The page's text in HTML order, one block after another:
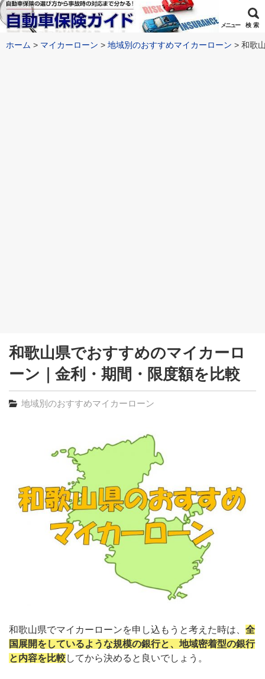
メニュー 検 索
ホーム マイカーローン 地域別のおすすめマイカーローン 和歌
和歌山県でおすすめのマイカーロ
ーン｜金利・期間・限度額を比較
地域別のおすすめマイカーローン
和歌山県でマイカーローンを申し込もうと考えた時は、 全
国展開をしているような規模の銀行と、地域密着型の銀行
と内容を比較してから決めると良いでしょう。